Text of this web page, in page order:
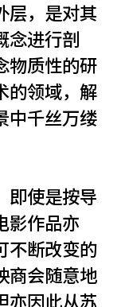
层，是对其
念进行剖
物质性的研
的领域，解
中千丝万缕
即使是按导
影作品亦
不断改变的
商会随意地